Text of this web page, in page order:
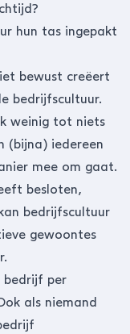
hun tas ingepakt
bewust creëert
bedrijfscultuur.
weinig tot niets
(bijna) iedereen
mee om gaat.
besloten,
bedrijfscultuur
gewoontes
bedrijf per
als niemand